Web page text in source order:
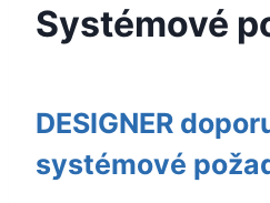
Systémové
DESIGNER
systémové